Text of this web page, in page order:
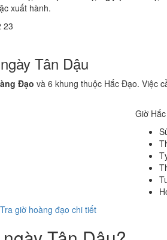
xuất hành.
23
Tân Dậu
Đạo và 6 khung thuộc Hắc Đạo. Việc
Giờ
Tra giờ hoàng đạo chi tiết